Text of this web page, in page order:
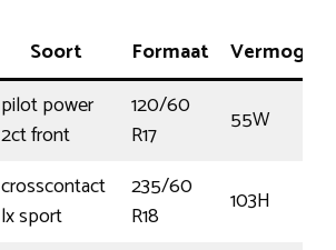
Soort Formaat Vermogen
pilot power
2ct front
120/60
R17
55W
crosscontact
lx sport
235/60
R18
103H